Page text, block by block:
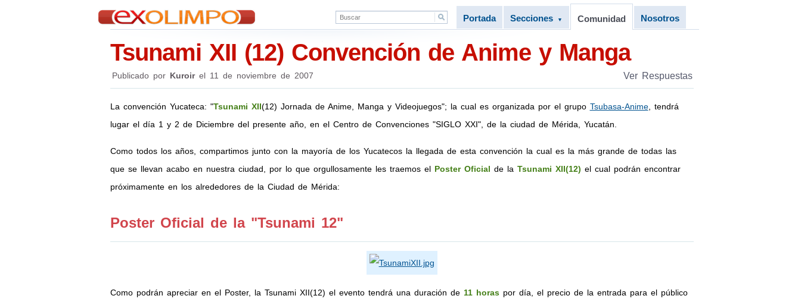
Portada Secciones ▼ Comunidad Nosotros
Tsunami XII (12) Convención de Anime y Manga
Publicado por Kuroirel 11 de noviembre de 2007 Ver Respuestas
La convención Yucateca: "Tsunami XII(12) Jornada de Anime, Manga y Videojuegos"; la cual es organizada por el grupo Tsubasa-Anime, tendrá
lugar el día 1 y 2 de Diciembre del presente año, en el Centro de Convenciones "SIGLO XXI", de la ciudad de Mérida, Yucatán.
Como todos los años, compartimos junto con la mayoría de los Yucatecos la llegada de esta convención la cual es la más grande de todas las
que se llevan acabo en nuestra ciudad, por lo que orgullosamente les traemos el Poster Oficial de la Tsunami XII(12) el cual podrán encontrar
próximamente en los alrededores de la Ciudad de Mérida:
Poster Oficial de la "Tsunami 12"
Como podrán apreciar en el Poster, la Tsunami XII(12) el evento tendrá una duración de 11 horaspor día, el precio de la entrada para el público